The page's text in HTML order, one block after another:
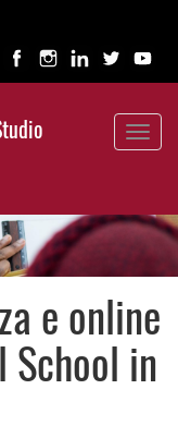
e online
School in